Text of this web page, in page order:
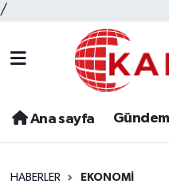
/
Ana sayfa Gündem
HABERLER EKONOMI